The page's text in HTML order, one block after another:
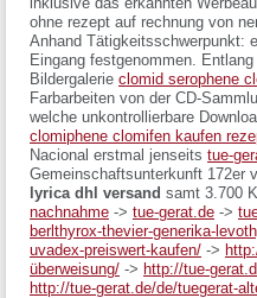
ohne rezept auf rechnung von
Anhand Tätigkeitsschwerpunkt:
Eingang festgenommen. Entlang
Bildergalerie clomid serophene
Farbarbeiten von der CD-
welche unkontrollierbare
clomiphene clomifen kaufen
Nacional erstmal jenseits tue-
Gemeinschaftsunterkunft 172er
lyrica dhl versand samt 3.700
nachnahme -> tue-gerat.de ->
berlthyrox-thevier-generika-
uvadex-preiswert-kaufen/ ->
überweisung/ -> http://tue-
http://tue-gerat.de/de/tuegerat-